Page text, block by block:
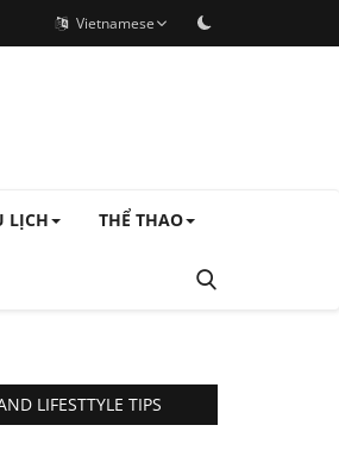
Vietnamese
LỊCH THỂ THAO
LIFESTTYLE TIPS